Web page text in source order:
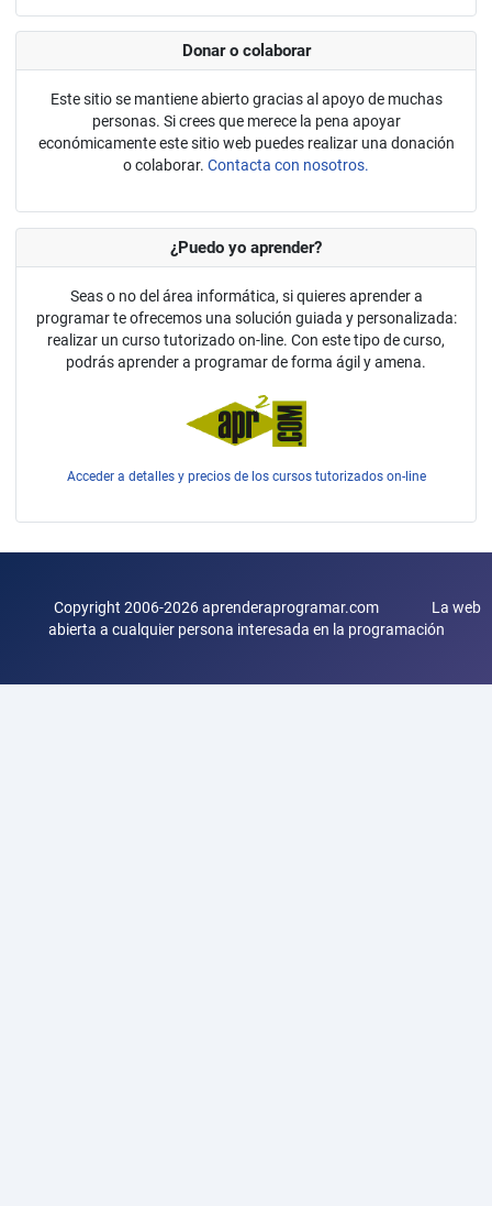
Donar o colaborar
Este sitio se mantiene abierto gracias al apoyo de muchas
personas. Si crees que merece la pena apoyar
económicamente este sitio web puedes realizar una donación
o colaborar. Contacta con nosotros.
¿Puedo yo aprender?
Seas o no del área informática, si quieres aprender a
programar te ofrecemos una solución guiada y personalizada:
realizar un curso tutorizado on-line. Con este tipo de curso,
podrás aprender a programar de forma ágil y amena.
Acceder a detalles y precios de los cursos tutorizados on-line
Copyright 2006-2026 aprenderaprogramar.com La web
abierta a cualquier persona interesada en la programación